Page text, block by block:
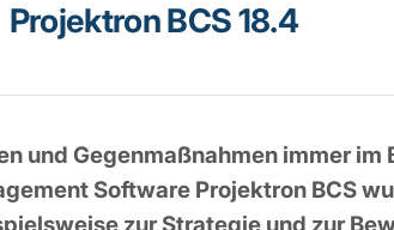
Projektron BCS 18.4
und Gegenmaßnahmen immer im
Software Projektron BCS